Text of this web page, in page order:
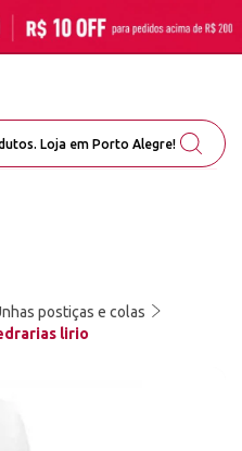
postiças e colas
lirio